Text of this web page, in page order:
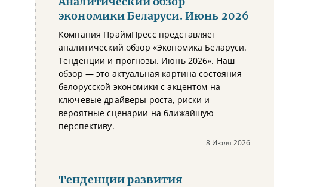
экономики Беларуси. Июнь 2026
Компания ПраймПресс представляет
аналитический обзор «Экономика Беларуси.
Тенденции и прогнозы. Июнь 2026». Наш
обзор — это актуальная картина состояния
белорусской экономики с акцентом на
ключевые драйверы роста, риски и
вероятные сценарии на ближайшую
перспективу.
8 Июля 2026
Тенденции развития